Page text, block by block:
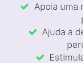
Apoia uma
Ajuda a